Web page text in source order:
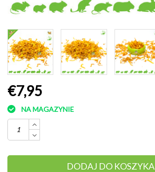
€7,95
NA MAGAZYNIE
DODAJ DO KOSZYKA